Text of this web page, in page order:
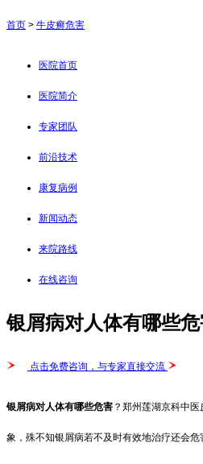
首页 > 牛皮癣危害
医院首页
医院简介
专家团队
前沿技术
康复病例
新闻动态
来院路线
在线咨询
银屑病对人体有哪些
点击免费咨询，与专家直接交流
银屑病对人体有哪些危害 ？郑州莲湖京科中
象，殊不知银屑病若不及时有效地治疗还会